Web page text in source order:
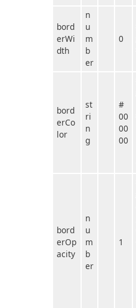
bord
erWi
dth
n
u
m
b
er
0
bord
erCo
lor
st
ri
n
g
#
00
00
00
bord
erOp
acity
n
u
m
b
er
1